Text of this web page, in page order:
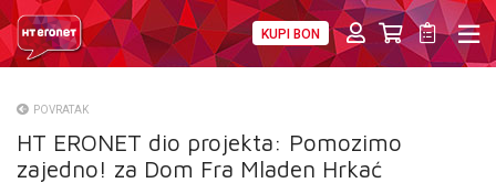
KUPI BON
O NAMA
POVRATAK
HT ERONET dio projekta: Pomozimo
zajedno! za Dom Fra Mladen Hrkać